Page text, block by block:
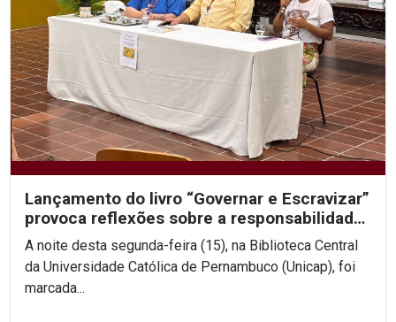
Lançamento do livro “Governar e Escravizar”
provoca reflexões sobre a responsabilidade
histórica...
A noite desta segunda-feira (15), na Biblioteca Central
da Universidade Católica de Pernambuco (Unicap), foi
marcada...